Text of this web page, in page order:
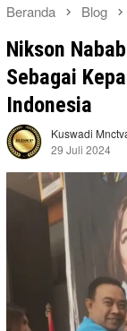
Beranda Blog
Nikson
Sebagai
Indonesia
Kuswadi
29 Juli 2024